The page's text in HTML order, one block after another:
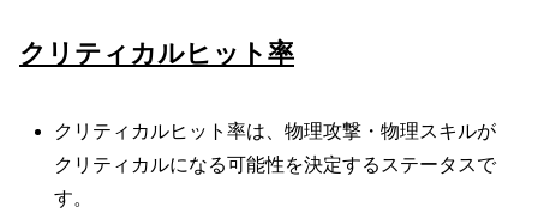
クリティカルヒット率
クリティカルヒット率は、物理攻撃・物理スキルが
クリティカルになる可能性を決定するステータスで
す。